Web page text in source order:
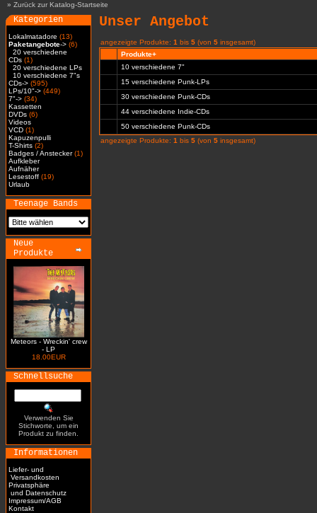
» Zurück zur Katalog-Startseite
Kategorien
Lokalmatadore (13)
Paketangebote-> (6)
20 verschiedene
CDs (1)
20 verschiedene LPs
10 verschiedene 7"s
CDs-> (595)
LPs/10"-> (449)
7"-> (34)
Kassetten
DVDs (6)
Videos
VCD (1)
Kapuzenpulli
T-Shirts (2)
Badges / Anstecker(1)
Aufkleber
Aufnäher
Lesestoff (19)
Urlaub
Teenage Bands
Neue
Produkte
Meteors - Wreckin' crew
- LP
18.00EUR
Schnellsuche
Verwenden Sie
Stichworte, um ein
Produkt zu finden.
Informationen
Liefer- und
Versandkosten
Privatsphäre
und Datenschutz
Impressum/AGB
Kontakt
Unser Angebot
angezeigte Produkte: 1 bis 5 (von 5 insgesamt)
Produkte+
10 verschiedene 7"
15 verschiedene Punk-LPs
30 verschiedene Punk-CDs
44 verschiedene Indie-CDs
50 verschiedene Punk-CDs
angezeigte Produkte: 1 bis 5 (von 5 insgesamt)